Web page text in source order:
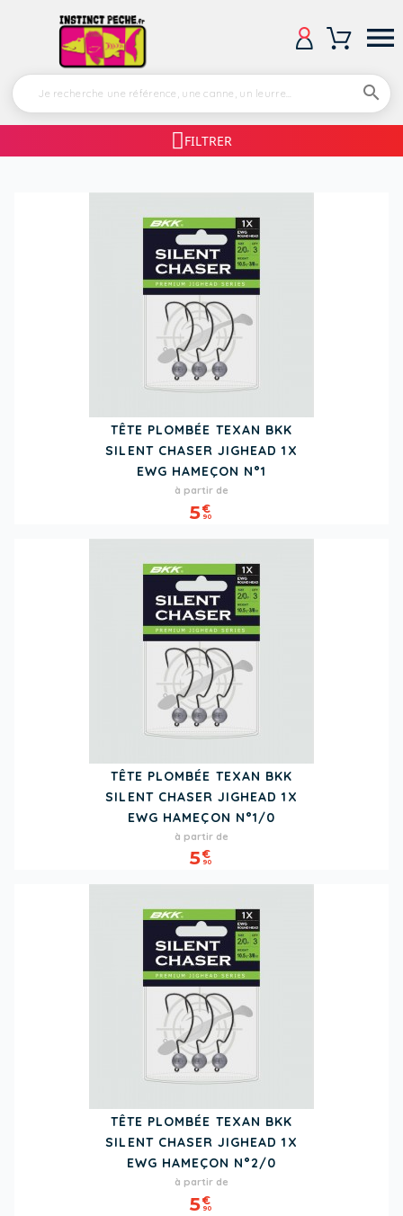


FILTRER
TÊTE PLOMBÉE TEXAN BKK
SILENT CHASER JIGHEAD 1X
EWG HAMEÇON N°1
Prix
à partir de
5€
90
TÊTE PLOMBÉE TEXAN BKK
SILENT CHASER JIGHEAD 1X
EWG HAMEÇON N°1/0
Prix
à partir de
5€
90
TÊTE PLOMBÉE TEXAN BKK
SILENT CHASER JIGHEAD 1X
EWG HAMEÇON N°2/0
Prix
à partir de
5€
90